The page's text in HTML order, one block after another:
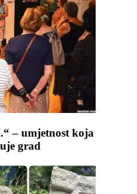
– umjetnost koja
grad